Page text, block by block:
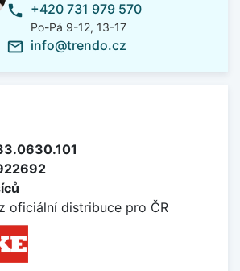
phone +420 731 979 570
Po-Pá 9-12, 13-17
mail_outline info@trendo.cz
oficiální distribuce pro ČR